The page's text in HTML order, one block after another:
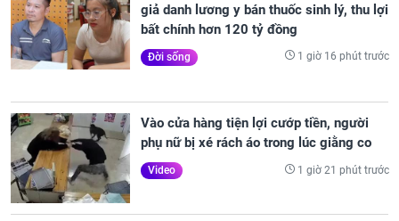
giả danh lương y bán thuốc sinh lý, thu lợi
bất chính hơn 120 tỷ đồng
Đời sống 1 giờ 16 phút trước
Vào cửa hàng tiện lợi cướp tiền, người
phụ nữ bị xé rách áo trong lúc giằng co
Video 1 giờ 21 phút trước